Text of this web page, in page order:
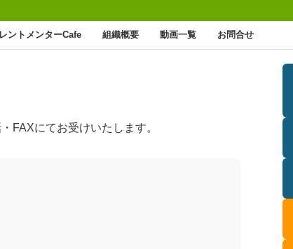
ントメンターCafe 組織概要 動画一覧 お問合せ
FAXにてお受けいたします。